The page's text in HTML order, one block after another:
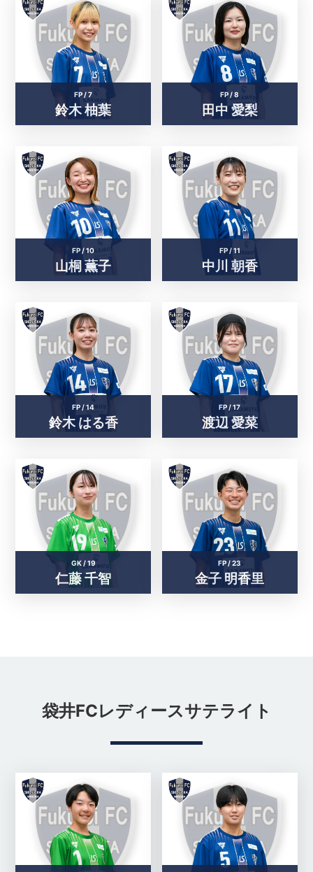
FP /7
鈴木 柚葉
FP /8
田中 愛梨
FP /10
山桐 薫子
FP /11
中川 朝香
FP /14
鈴木 はる香
FP /17
渡辺 愛菜
GK /19
仁藤 千智
FP /23
金子 明香里
袋井FCレディースサテライト